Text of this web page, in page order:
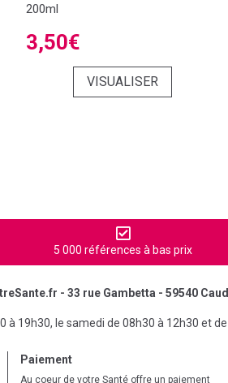
200ml
3,50€
VISUALISER
5 000 références à bas prix
- 33 rue Gambetta - 59540
19h30, le samedi de 08h30 à 12h30 et
Paiement
Au coeur de votre Santé offre un paiement